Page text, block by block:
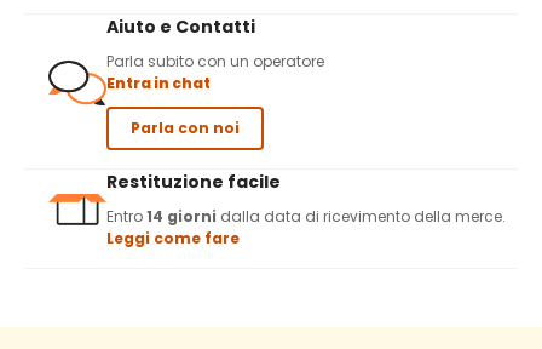
Aiuto e Contatti
Parla subito con un operatore
Entra in chat
Parla con noi
Restituzione facile
Entro14 giorni dalla data di ricevimento della merce.
Leggi come fare